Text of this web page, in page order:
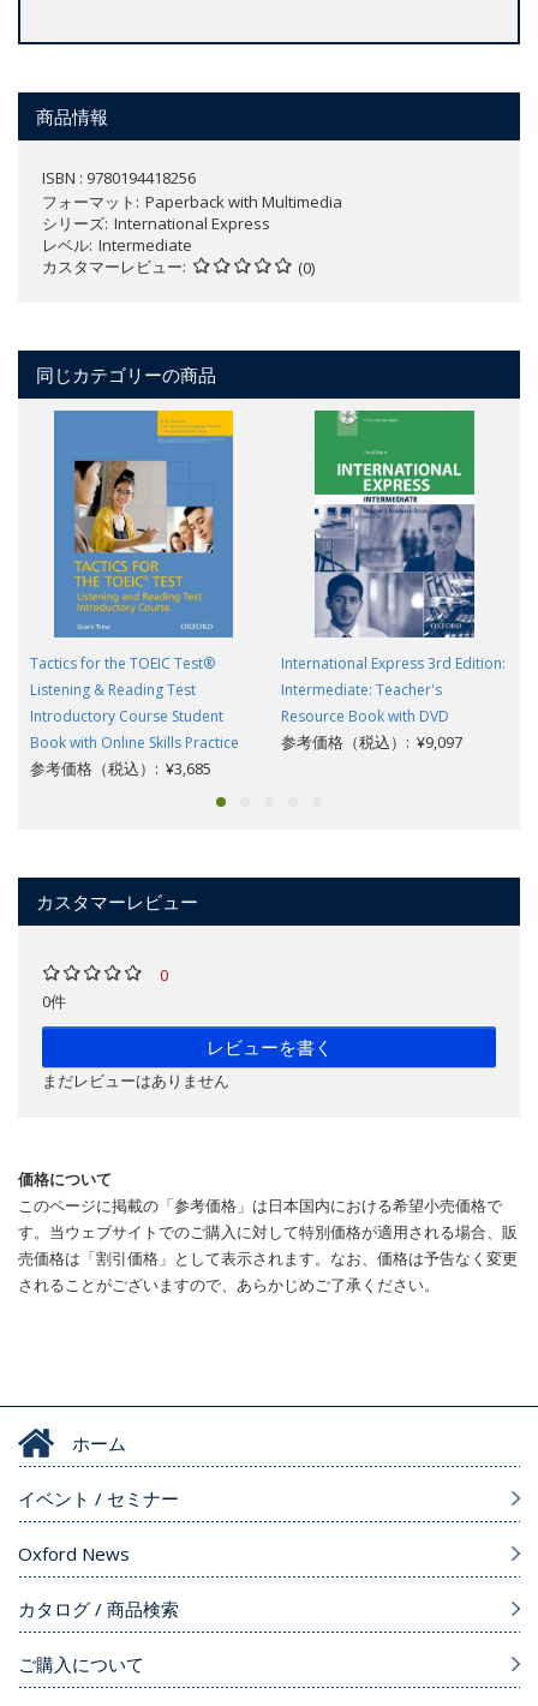
商品情報
ISBN : 9780194418256
フォーマット
Paperback with Multimedia
シリーズ International Express
レベル Intermediate
カスタマーレビュー
(0)
同じカテゴリーの商品
Tactics for the TOEIC Test®
Listening & Reading Test
Introductory Course Student
Book with Online Skills Practice
参考価格（税込）: ¥3,685
International Express 3rd Edition:
Intermediate: Teacher's
Resource Book with DVD
参考価格（税込）: ¥9,097
カスタマーレビュー
0
0件
レビューを書く
まだレビューはありません
価格について
このページに掲載の「参考価格」は日本国内における希望小売価格で
す。当ウェブサイトでのご購入に対して特別価格が適用される場合、販
売価格は「割引価格」として表示されます。なお、価格は予告なく変更
されることがございますので、あらかじめご了承ください。
ホーム
イベント / セミナー
Oxford News
カタログ / 商品検索
ご購入について